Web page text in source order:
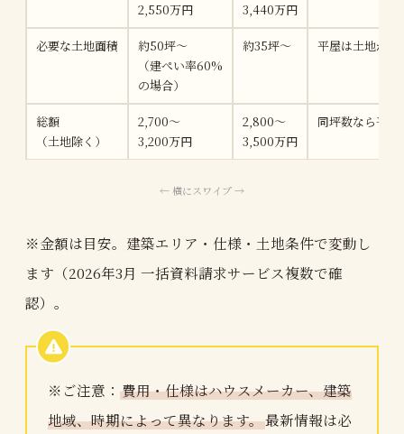
2,550万円
3,440万円
必要な土地面積
約50坪〜
（建ぺい率60%
の場合）
約35坪〜 平屋は土地が広
総額
（土地除く）
2,700〜
3,200万円
2,800〜
3,500万円
同坪数なら平屋
※金額は目安。建築エリア・仕様・土地条件で変動し
ます（2026年3月 一括資料請求サービス複数で確
認）。
※ご注意：費用・仕様はハウスメーカー、建築
地域、時期によって異なります。最新情報は必